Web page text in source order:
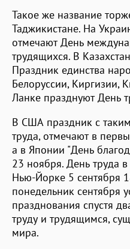
Такое же название
Таджикистане. На
отмечают День
трудящихся. В
Праздник единства
Белоруссии, Киргизии,
Ланке празднуют День
В США праздник с
труда, отмечают в
а в Японии "День
23 ноября. День труда
Нью-Йорке 5 сентября
понедельник сентября
празднования спустя
труду и трудящимся,
мира.